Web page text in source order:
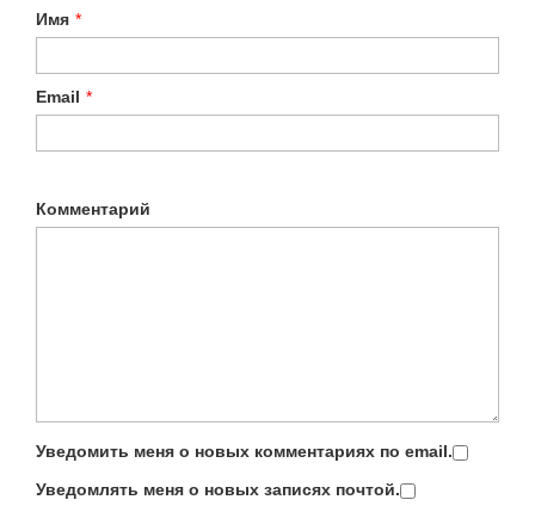
Имя *
Email *
Комментарий
Уведомить меня о новых комментариях по email.
Уведомлять меня о новых записях почтой.